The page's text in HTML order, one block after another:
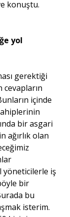
konuştu.
yol
gerektiği
içinde
bir asgari
ağırlık olan
yöneticilerle iş
bir
bu
isterim.